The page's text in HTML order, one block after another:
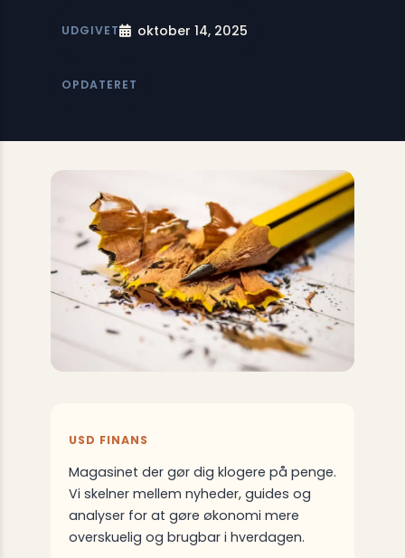
UDGIVET oktober 14, 2025
OPDATERET
USD FINANS
Magasinet der gør dig klogere på penge.
Vi skelner mellem nyheder, guides og
analyser for at gøre økonomi mere
overskuelig og brugbar i hverdagen.